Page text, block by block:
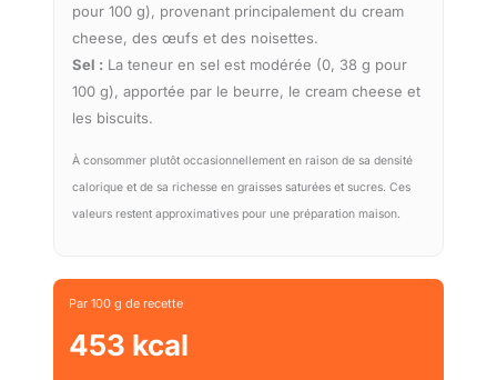
pour 100 g), provenant principalement du cream
cheese, des œufs et des noisettes.
Sel : La teneur en sel est modérée (0, 38 g pour
100 g), apportée par le beurre, le cream cheese et
les biscuits.
À consommer plutôt occasionnellement en raison de sa densité
calorique et de sa richesse en graisses saturées et sucres. Ces
valeurs restent approximatives pour une préparation maison.
Par 100 g de recette
453 kcal